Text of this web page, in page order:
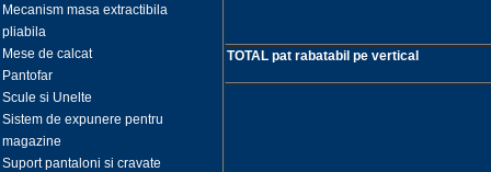
Mecanism masa extractibila
pliabila
Mese de calcat
Pantofar
Scule si Unelte
Sistem de expunere pentru
magazine
Suport pantaloni si cravate
TOTAL pat rabatabil pe vertical